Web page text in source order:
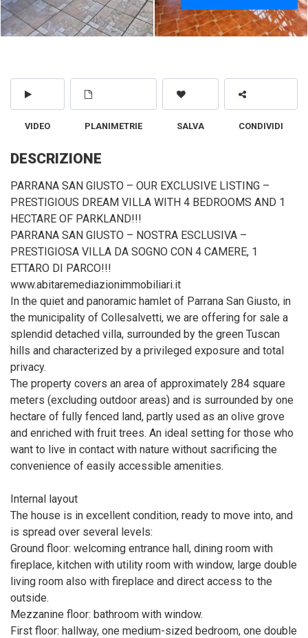
VIDEO PLANIMETRIE SALVA CONDIVIDI
DESCRIZIONE
PARRANA SAN GIUSTO – OUR EXCLUSIVE LISTING –
PRESTIGIOUS DREAM VILLA WITH 4 BEDROOMS AND 1
HECTARE OF PARKLAND!!!
PARRANA SAN GIUSTO – NOSTRA ESCLUSIVA –
PRESTIGIOSA VILLA DA SOGNO CON 4 CAMERE, 1
ETTARO DI PARCO!!!
www.abitaremediazionimmobiliari.it
In the quiet and panoramic hamlet of Parrana San Giusto, in
the municipality of Collesalvetti, we are offering for sale a
splendid detached villa, surrounded by the green Tuscan
hills and characterized by a privileged exposure and total
privacy.
The property covers an area of approximately 284 square
meters (excluding outdoor areas) and is surrounded by one
hectare of fully fenced land, partly used as an olive grove
and enriched with fruit trees. An ideal setting for those who
want to live in contact with nature without sacrificing the
convenience of easily accessible amenities.
Internal layout
The house is in excellent condition, ready to move into, and
is spread over several levels:
Ground floor: welcoming entrance hall, dining room with
fireplace, kitchen with utility room with window, large double
living room also with fireplace and direct access to the
outside.
Mezzanine floor: bathroom with window.
First floor: hallway, one medium-sized bedroom, one double